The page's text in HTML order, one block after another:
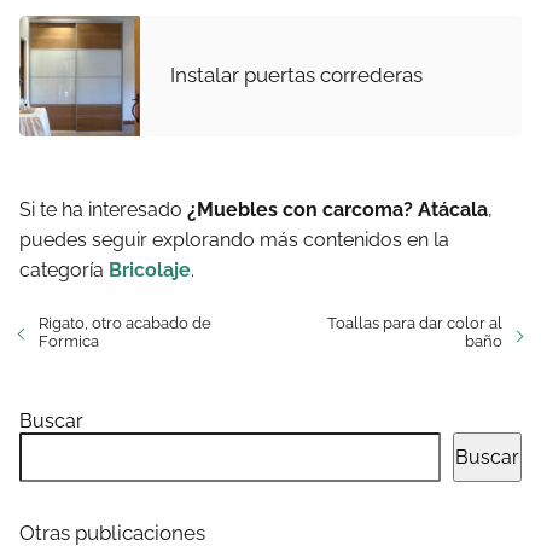
Instalar puertas correderas
Si te ha interesado ¿Muebles con carcoma? Atácala,
puedes seguir explorando más contenidos en la
categoría Bricolaje.
Rigato, otro acabado de
Formica
Toallas para dar color al
baño
Buscar
Buscar
Otras publicaciones